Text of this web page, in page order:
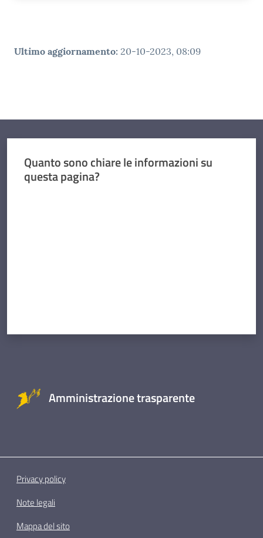
Ultimo aggiornamento: 20-10-2023, 08:09
Quanto sono chiare le informazioni su
questa pagina?
Amministrazione trasparente
Privacy policy
Note legali
Mappa del sito